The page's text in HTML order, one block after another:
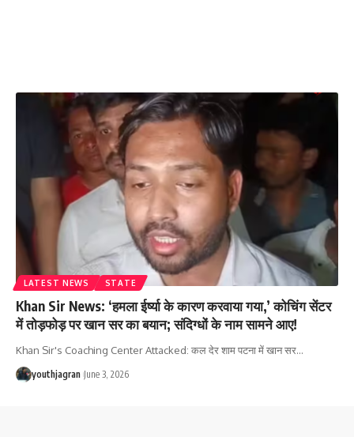
LATEST NEWS STATE
Khan Sir News: ‘हमला ईर्ष्या के कारण करवाया गया,’ कोचिंग सेंटर
में तोड़फोड़ पर खान सर का बयान; संदिग्धों के नाम सामने आए!
Khan Sir's Coaching Center Attacked: कल देर शाम पटना में खान सर…
youthjagran June 3, 2026